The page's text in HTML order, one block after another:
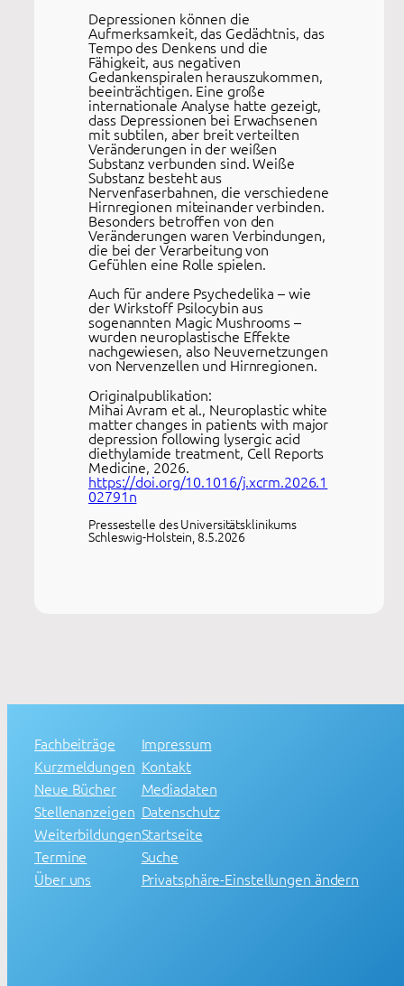
Depressionen können die
Aufmerksamkeit, das Gedächtnis, das
Tempo des Denkens und die
Fähigkeit, aus negativen
Gedankenspiralen herauszukommen,
beeinträchtigen. Eine große
internationale Analyse hatte gezeigt,
dass Depressionen bei Erwachsenen
mit subtilen, aber breit verteilten
Veränderungen in der weißen
Substanz verbunden sind. Weiße
Substanz besteht aus
Nervenfaserbahnen, die verschiedene
Hirnregionen miteinander verbinden.
Besonders betroffen von den
Veränderungen waren Verbindungen,
die bei der Verarbeitung von
Gefühlen eine Rolle spielen.
Auch für andere Psychedelika – wie
der Wirkstoff Psilocybin aus
sogenannten Magic Mushrooms –
wurden neuroplastische Effekte
nachgewiesen, also Neuvernetzungen
von Nervenzellen und Hirnregionen.
Originalpublikation:
Mihai Avram et al., Neuroplastic white
matter changes in patients with major
depression following lysergic acid
diethylamide treatment, Cell Reports
Medicine, 2026.
https://doi.org/10.1016/j.xcrm.2026.1
02791n
Pressestelle des Universitätsklinikums
Schleswig-Holstein, 8.5.2026
Fachbeiträge
Kurzmeldungen
Neue Bücher
Stellenanzeigen
Weiterbildungen
Termine
Über uns
Impressum
Kontakt
Mediadaten
Datenschutz
Startseite
Suche
Privatsphäre-Einstellungen ändern